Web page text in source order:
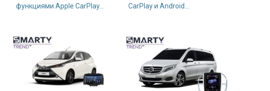
функциями Apple CarPlay...
CarPlay и Android...